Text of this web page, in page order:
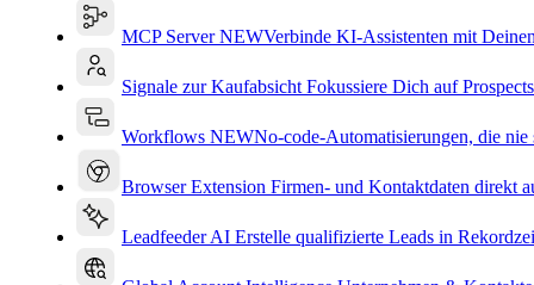
MCP ServerNEWVerbinde KI-Assistenten mit
Signale zur Kaufabsicht Fokussiere Dich auf
Workflows NEWNo-code-Automatisierungen, die nie
Browser Extension Firmen- und Kontaktdaten direkt
Leadfeeder AI Erstelle qualifizierte Leads in